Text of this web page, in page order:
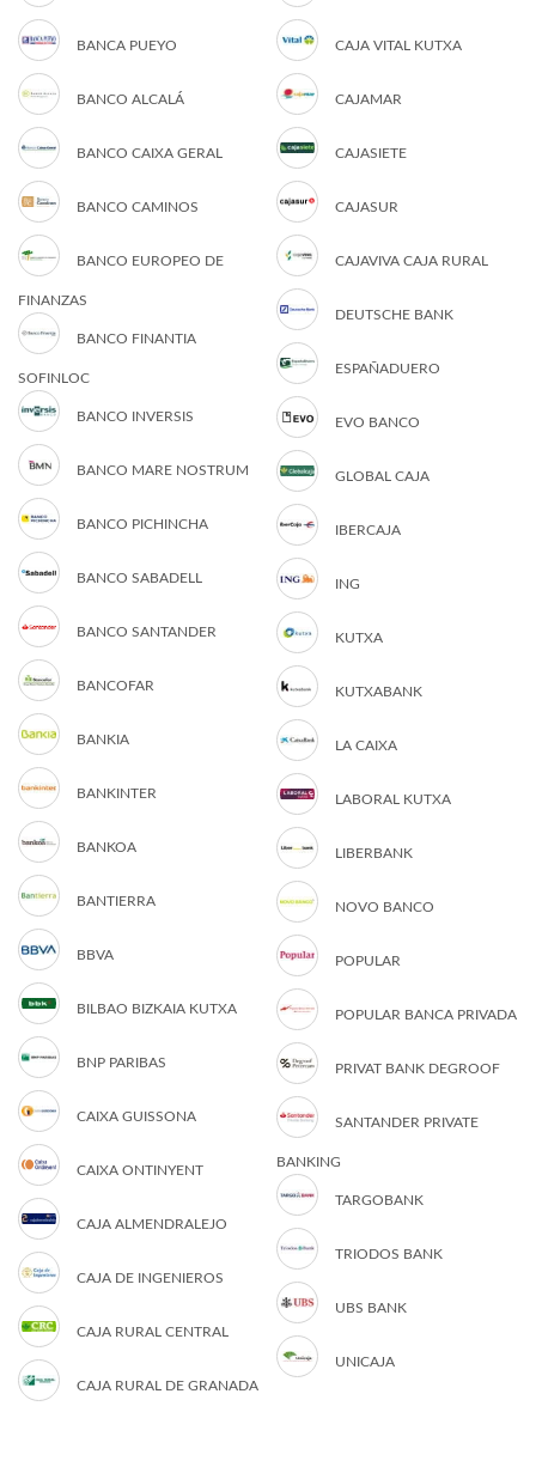
BANCA PUEYO
BANCO ALCALÁ
BANCO CAIXA GERAL
BANCO CAMINOS
BANCO EUROPEO DE
FINANZAS
BANCO FINANTIA
SOFINLOC
BANCO INVERSIS
BANCO MARE NOSTRUM
BANCO PICHINCHA
BANCO SABADELL
BANCO SANTANDER
BANCOFAR
BANKIA
BANKINTER
BANKOA
BANTIERRA
BBVA
BILBAO BIZKAIA KUTXA
BNP PARIBAS
CAIXA GUISSONA
CAIXA ONTINYENT
CAJA ALMENDRALEJO
CAJA DE INGENIEROS
CAJA RURAL CENTRAL
CAJA RURAL DE GRANADA
CAJA VITAL KUTXA
CAJAMAR
CAJASIETE
CAJASUR
CAJAVIVA CAJA RURAL
DEUTSCHE BANK
ESPAÑADUERO
EVO BANCO
GLOBAL CAJA
IBERCAJA
ING
KUTXA
KUTXABANK
LA CAIXA
LABORAL KUTXA
LIBERBANK
NOVO BANCO
POPULAR
POPULAR BANCA PRIVADA
PRIVAT BANK DEGROOF
SANTANDER PRIVATE
BANKING
TARGOBANK
TRIODOS BANK
UBS BANK
UNICAJA